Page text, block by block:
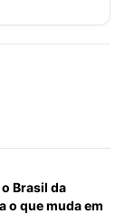
Brasil da
o que muda em